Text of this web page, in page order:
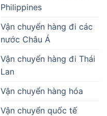
Philippines
Vận chuyển hàng đi các
nước Châu Á
Vận chuyển hàng đi Thái
Lan
Vận chuyển hàng hóa
Vận chuyển quốc tế